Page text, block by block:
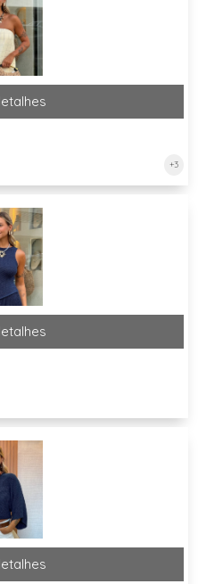
+3